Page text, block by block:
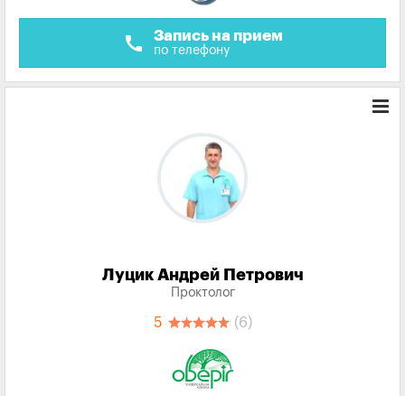
call Запись на прием
по телефону
Луцик Андрей Петрович
Проктолог
5 (6)